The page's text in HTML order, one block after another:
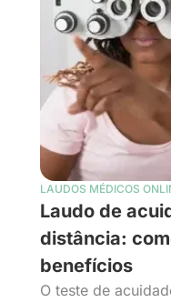
LAUDOS MÉDICOS
Laudo de
distância:
benefícios
O teste de